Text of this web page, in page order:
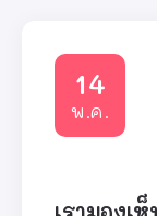
14
พ.ค.